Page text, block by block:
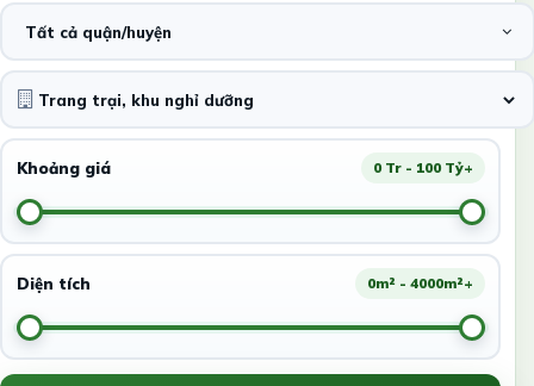
Tất cả quận/huyện
Khoảng giá 0 Tr - 100 Tỷ+
Diện tích 0m² - 4000m²+